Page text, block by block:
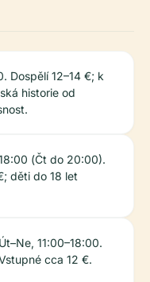
Dospělí 12–14 €; k
historie od
(Čt do 20:00).
děti do 18 let
Út–Ne, 11:00–18:00.
cca 12 €.